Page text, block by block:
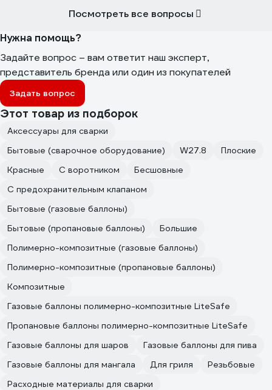
Посмотреть все вопросы
Нужна помощь?
Задайте вопрос – вам ответит наш эксперт,
представитель бренда или один из покупателей
Задать вопрос
Этот товар из подборок
Аксессуары для сварки
Бытовые (сварочное оборудование)
W27.8
Плоские
Красные
С воротником
Бесшовные
С предохранительным клапаном
Бытовые (газовые баллоны)
Бытовые (пропановые баллоны)
Большие
Полимерно-композитные (газовые баллоны)
Полимерно-композитные (пропановые баллоны)
Композитные
Газовые баллоны полимерно-композитные LiteSafe
Пропановые баллоны полимерно-композитные LiteSafe
Газовые баллоны для шаров
Газовые баллоны для пива
Газовые баллоны для мангала
Для гриля
Резьбовые
Расходные материалы для сварки